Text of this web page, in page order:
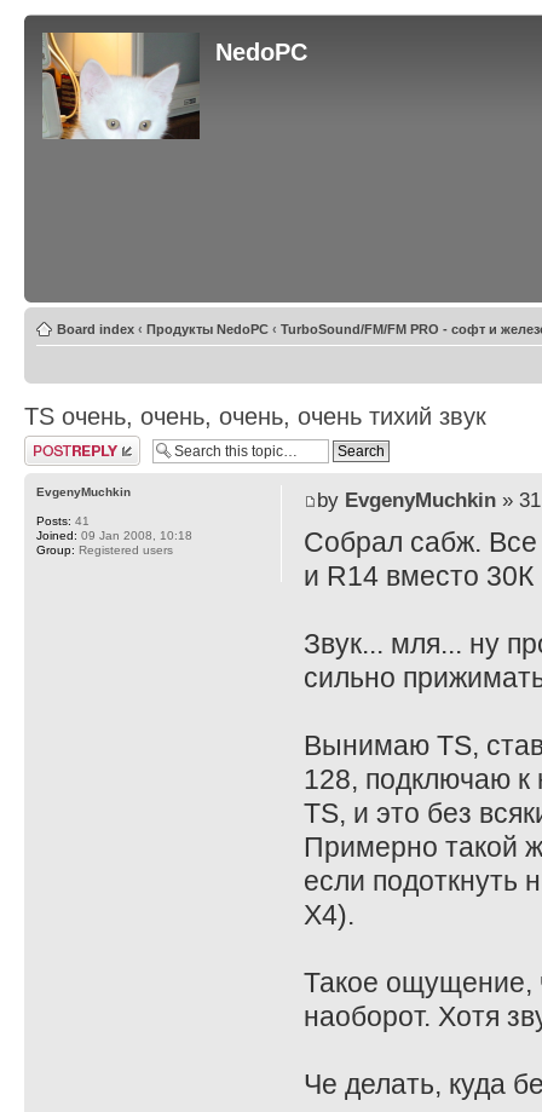
NedoPC
Board index ‹ Продукты NedoPC ‹ TurboSound/FM/FM PRO - софт и
TS очень, очень, очень, очень тихий звук
Post a reply
by EvgenyMuchkin» 31
Собрал сабж.
и R14 вместо 30К
Звук... мля... ну
сильно
Вынимаю TS,
128, подключаю к
TS, и это без
Примерно такой
если подоткнуть
X4).
Такое ощущение,
наоборот. Хотя
Че делать, куда
EvgenyMuchkin
Posts: 41
Joined: 09 Jan 2008, 10:18
Group: Registered users